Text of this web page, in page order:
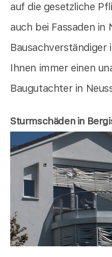
auf die gesetzliche
auch bei Fassaden in
Bausachverständiger
Ihnen immer einen
Baugutachter in
Sturmschäden in